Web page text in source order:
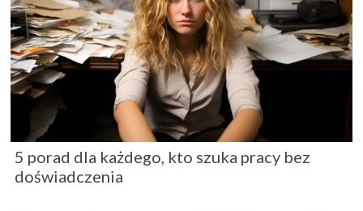
5 porad dla każdego, kto szuka pracy bez
doświadczenia